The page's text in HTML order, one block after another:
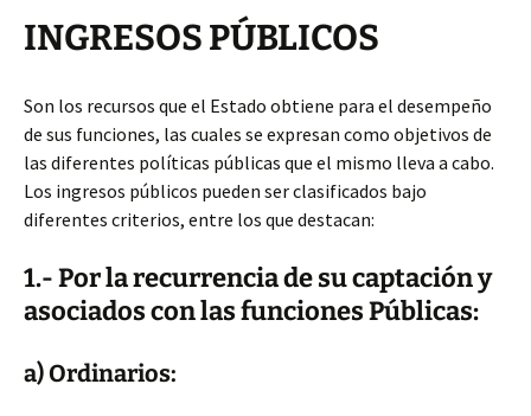
INGRESOS PÚBLICOS
Son los recursos que el Estado obtiene para el desempeño
de sus funciones, las cuales se expresan como objetivos de
las diferentes políticas públicas que el mismo lleva a cabo.
Los ingresos públicos pueden ser clasificados bajo
diferentes criterios, entre los que destacan:
1.- Por la recurrencia de su captación y
asociados con las funciones Públicas:
a) Ordinarios: